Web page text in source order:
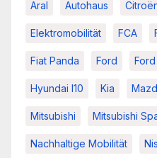
Aral Autohaus
Elektromobilität FCA
Fiat Panda Ford
Hyundai I10 Kia
Mitsubishi Mitsubishi
Nachhaltige Mobilität